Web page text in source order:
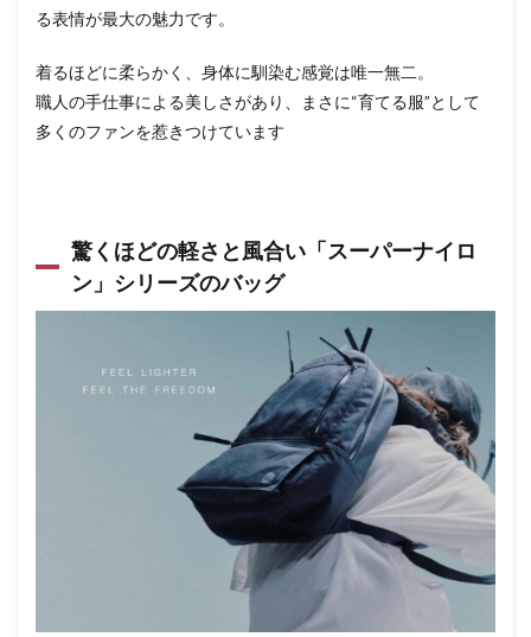
る表情が最大の魅力です。
着るほどに柔らかく、身体に馴染む感覚は唯一無二。
職人の手仕事による美しさがあり、まさに“育てる服”として
多くのファンを惹きつけています
驚くほどの軽さと風合い「スーパーナイロ
ン」シリーズのバッグ